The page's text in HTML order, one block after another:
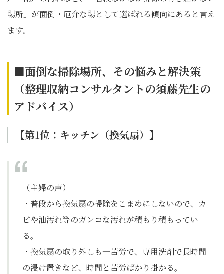
場所」が面倒・厄介な場として選ばれる傾向にあると言え
ます。
■面倒な掃除場所、その悩みと解決策
（整理収納コンサルタントの須藤先生の
アドバイス）
【第1位：キッチン（換気扇）】
（主婦の声）
・普段から換気扇の掃除をこまめにしないので、カ
ビや油汚れ等のガンコな汚れが積もり積もってい
る。
・換気扇の取り外しも一苦労で、専用洗剤で長時間
の浸け置きなど、時間と苦労ばかり掛かる。